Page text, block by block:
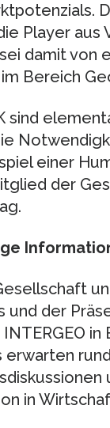
Player
damit
Bereich
sind
einer
der
und der
erwarten
in